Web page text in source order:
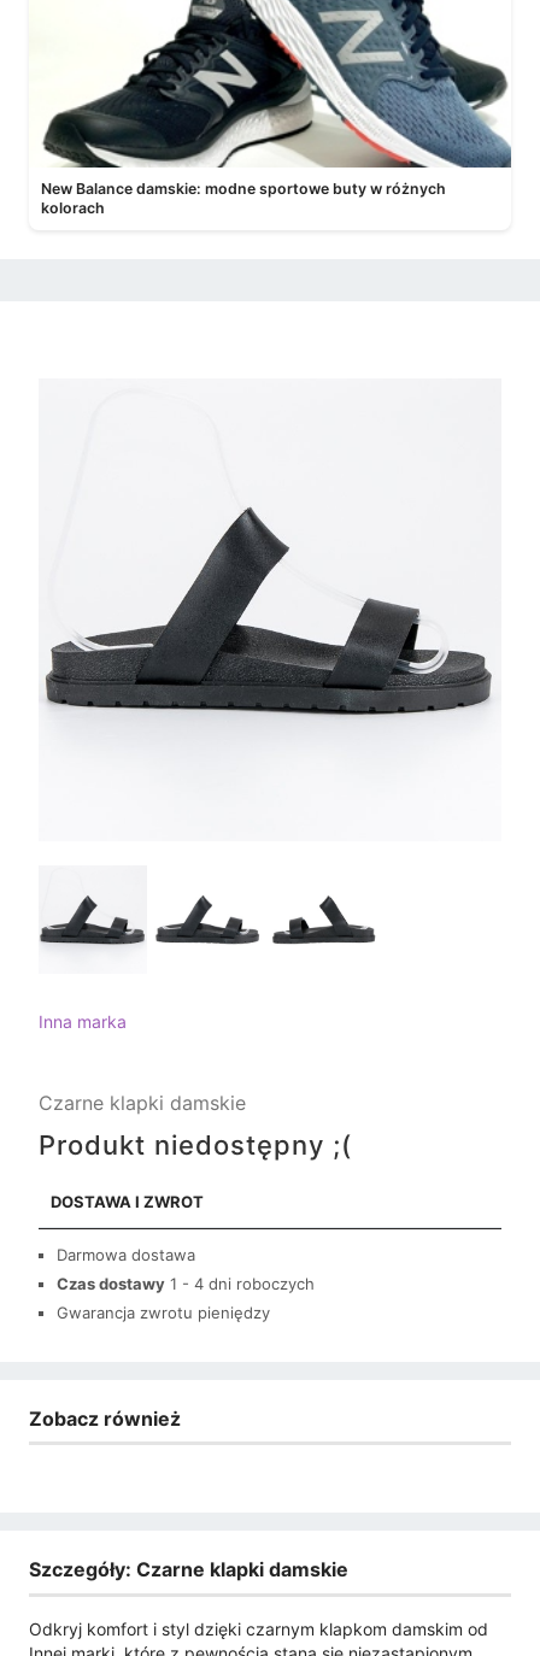
New Balance damskie: modne sportowe buty w różnych
kolorach
Inna marka
Czarne klapki damskie
Produkt niedostępny ;(
DOSTAWA I ZWROT
Darmowa dostawa
Czas dostawy 1 - 4 dni roboczych
Gwarancja zwrotu pieniędzy
Zobacz również
Szczegóły: Czarne klapki damskie
Odkryj komfort i styl dzięki czarnym klapkom damskim od